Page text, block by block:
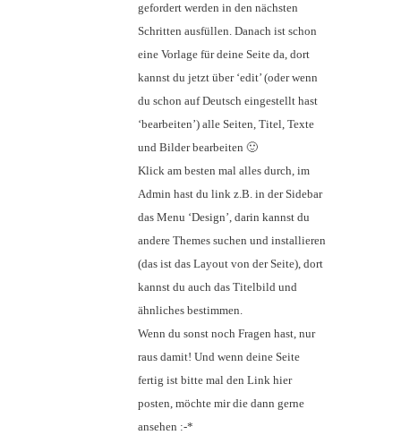
gefordert werden in den nächsten
Schritten ausfüllen. Danach ist schon
eine Vorlage für deine Seite da, dort
kannst du jetzt über ‘edit’ (oder wenn
du schon auf Deutsch eingestellt hast
‘bearbeiten’) alle Seiten, Titel, Texte
und Bilder bearbeiten 🙂
Klick am besten mal alles durch, im
Admin hast du link z.B. in der Sidebar
das Menu ‘Design’, darin kannst du
andere Themes suchen und installieren
(das ist das Layout von der Seite), dort
kannst du auch das Titelbild und
ähnliches bestimmen.
Wenn du sonst noch Fragen hast, nur
raus damit! Und wenn deine Seite
fertig ist bitte mal den Link hier
posten, möchte mir die dann gerne
ansehen :-*